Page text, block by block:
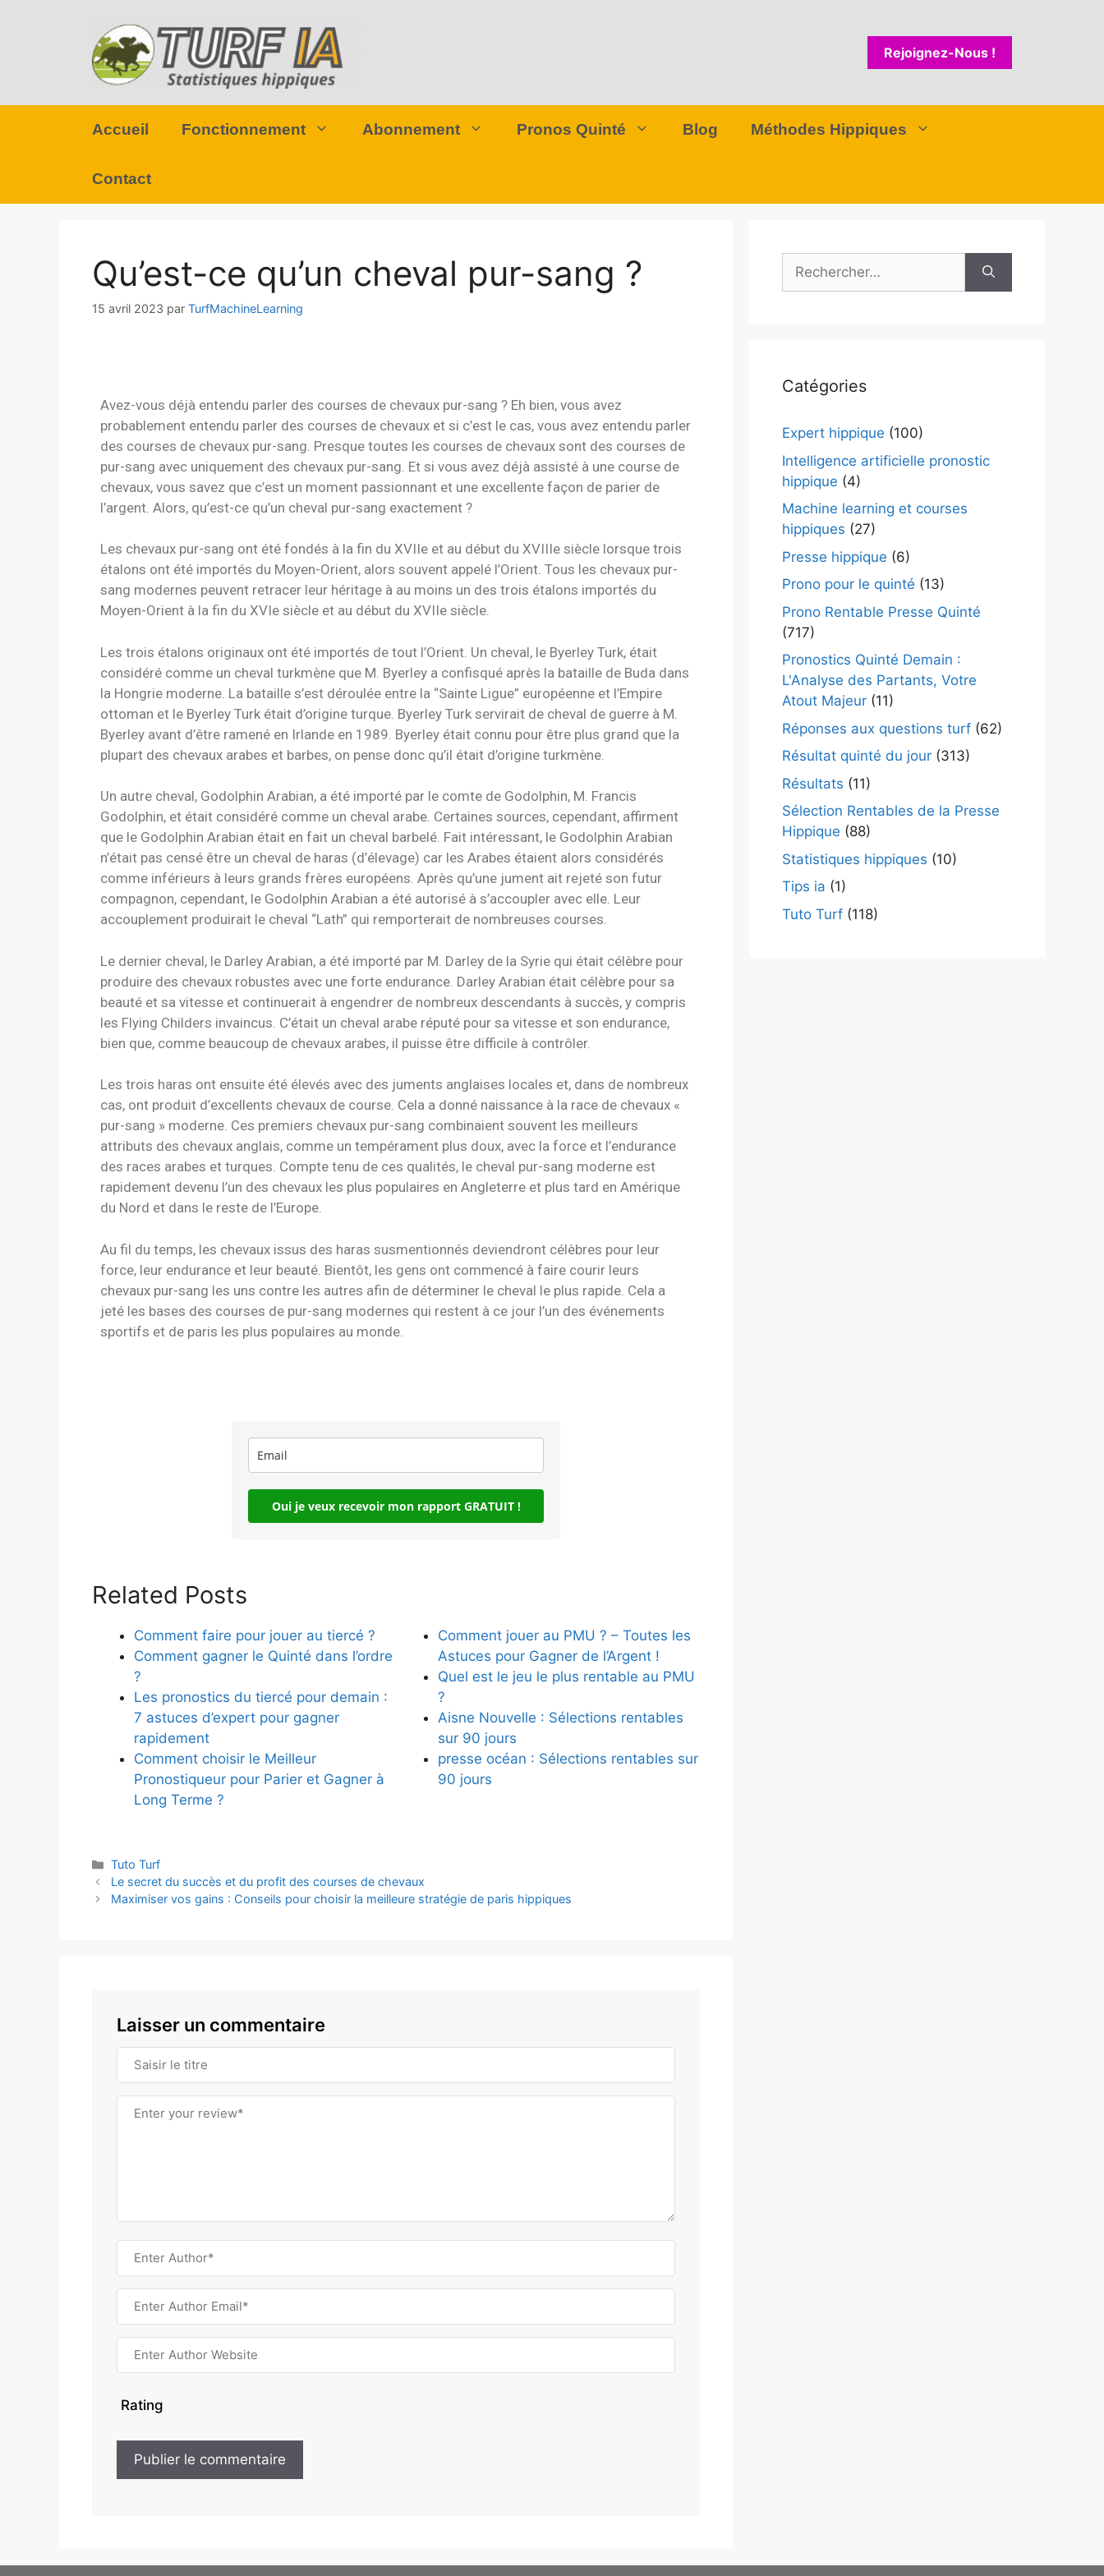
Rejoignez-Nous !
Accueil Fonctionnement Abonnement Pronos Quinté Blog Méthodes Hippiques
Contact
Qu’est-ce qu’un cheval pur-sang ?
15 avril 2023 par TurfMachineLearning
Avez-vous déjà entendu parler des courses de chevaux pur-sang ? Eh bien, vous avez
probablement entendu parler des courses de chevaux et si c’est le cas, vous avez entendu parler
des courses de chevaux pur-sang. Presque toutes les courses de chevaux sont des courses de
pur-sang avec uniquement des chevaux pur-sang. Et si vous avez déjà assisté à une course de
chevaux, vous savez que c’est un moment passionnant et une excellente façon de parier de
l’argent. Alors, qu’est-ce qu’un cheval pur-sang exactement ?
Les chevaux pur-sang ont été fondés à la fin du XVIIe et au début du XVIIIe siècle lorsque trois
étalons ont été importés du Moyen-Orient, alors souvent appelé l’Orient. Tous les chevaux pur-
sang modernes peuvent retracer leur héritage à au moins un des trois étalons importés du
Moyen-Orient à la fin du XVIe siècle et au début du XVIIe siècle.
Les trois étalons originaux ont été importés de tout l’Orient. Un cheval, le Byerley Turk, était
considéré comme un cheval turkmène que M. Byerley a confisqué après la bataille de Buda dans
la Hongrie moderne. La bataille s’est déroulée entre la “Sainte Ligue” européenne et l’Empire
ottoman et le Byerley Turk était d’origine turque. Byerley Turk servirait de cheval de guerre à M.
Byerley avant d’être ramené en Irlande en 1989. Byerley était connu pour être plus grand que la
plupart des chevaux arabes et barbes, on pense donc qu’il était d’origine turkmène.
Un autre cheval, Godolphin Arabian, a été importé par le comte de Godolphin, M. Francis
Godolphin, et était considéré comme un cheval arabe. Certaines sources, cependant, affirment
que le Godolphin Arabian était en fait un cheval barbelé. Fait intéressant, le Godolphin Arabian
n’était pas censé être un cheval de haras (d’élevage) car les Arabes étaient alors considérés
comme inférieurs à leurs grands frères européens. Après qu’une jument ait rejeté son futur
compagnon, cependant, le Godolphin Arabian a été autorisé à s’accoupler avec elle. Leur
accouplement produirait le cheval “Lath” qui remporterait de nombreuses courses.
Le dernier cheval, le Darley Arabian, a été importé par M. Darley de la Syrie qui était célèbre pour
produire des chevaux robustes avec une forte endurance. Darley Arabian était célèbre pour sa
beauté et sa vitesse et continuerait à engendrer de nombreux descendants à succès, y compris
les Flying Childers invaincus. C’était un cheval arabe réputé pour sa vitesse et son endurance,
bien que, comme beaucoup de chevaux arabes, il puisse être difficile à contrôler.
Les trois haras ont ensuite été élevés avec des juments anglaises locales et, dans de nombreux
cas, ont produit d’excellents chevaux de course. Cela a donné naissance à la race de chevaux «
pur-sang » moderne. Ces premiers chevaux pur-sang combinaient souvent les meilleurs
attributs des chevaux anglais, comme un tempérament plus doux, avec la force et l’endurance
des races arabes et turques. Compte tenu de ces qualités, le cheval pur-sang moderne est
rapidement devenu l’un des chevaux les plus populaires en Angleterre et plus tard en Amérique
du Nord et dans le reste de l’Europe.
Au fil du temps, les chevaux issus des haras susmentionnés deviendront célèbres pour leur
force, leur endurance et leur beauté. Bientôt, les gens ont commencé à faire courir leurs
chevaux pur-sang les uns contre les autres afin de déterminer le cheval le plus rapide. Cela a
jeté les bases des courses de pur-sang modernes qui restent à ce jour l’un des événements
sportifs et de paris les plus populaires au monde.
Oui je veux recevoir mon rapport GRATUIT !
Related Posts
Comment faire pour jouer au tiercé ?
Comment gagner le Quinté dans l’ordre
?
Les pronostics du tiercé pour demain :
7 astuces d’expert pour gagner
rapidement
Comment choisir le Meilleur
Pronostiqueur pour Parier et Gagner à
Long Terme ?
Comment jouer au PMU ? – Toutes les
Astuces pour Gagner de l’Argent !
Quel est le jeu le plus rentable au PMU
?
Aisne Nouvelle : Sélections rentables
sur 90 jours
presse océan : Sélections rentables sur
90 jours
Tuto Turf
Le secret du succès et du profit des courses de chevaux
Maximiser vos gains : Conseils pour choisir la meilleure stratégie de paris hippiques
Laisser un commentaire
Rating
Catégories
Expert hippique (100)
Intelligence artificielle pronostic
hippique (4)
Machine learning et courses
hippiques (27)
Presse hippique (6)
Prono pour le quinté (13)
Prono Rentable Presse Quinté
(717)
Pronostics Quinté Demain :
L'Analyse des Partants, Votre
Atout Majeur (11)
Réponses aux questions turf (62)
Résultat quinté du jour (313)
Résultats (11)
Sélection Rentables de la Presse
Hippique (88)
Statistiques hippiques (10)
Tips ia (1)
Tuto Turf (118)